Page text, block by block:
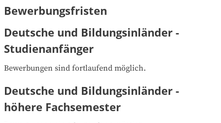
Bewerbungsfristen
Deutsche und Bildungsinländer -
Studienanfänger
Bewerbungen sind fortlaufend möglich.
Deutsche und Bildungsinländer -
höhere Fachsemester